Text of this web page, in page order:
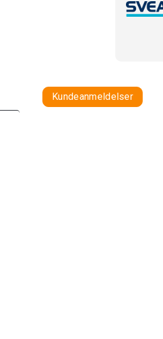
Kundeanmeldelser